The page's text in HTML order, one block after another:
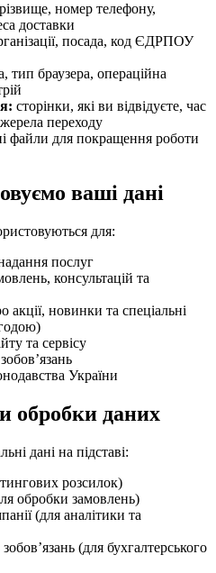
номер телефону,
доставки
посада, код ЄДРПОУ
тип браузера, операційна
сторінки, які ви відвідуєте, час
переходу
файли для покращення роботи
ваші дані
для:
послуг
консультацій та
акції, новинки та спеціальні
та сервісу
України
обробки даних
дані на підставі:
розсилок)
обробки замовлень)
(для аналітики та
(для бухгалтерського